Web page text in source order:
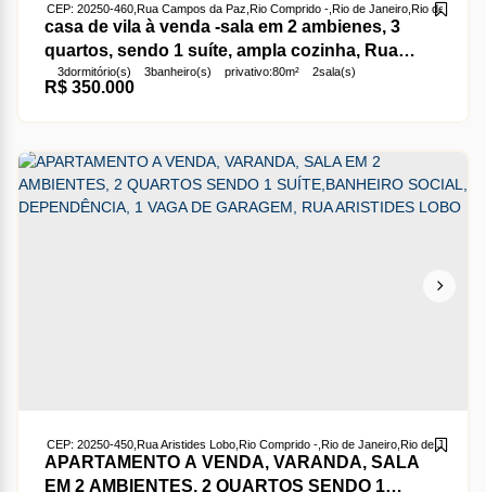
casa de vila à venda -sala em 2 ambienes, 3
quartos, sendo 1 suíte, ampla cozinha, Rua
Campos da Paz, Rio Comprido.
R$350.000
CEP: 20250-460, Rua Campos da Paz Rio Comprido , Rio de Janeiro, Rio de Janeiro
3dormitório(s) 3banheiro(s) privativo:80m² 2sala(s)
1suíte(s) total:
APARTAMENTO A VENDA, VARANDA, SALA
EM 2 AMBIENTES, 2 QUARTOS SENDO 1
CEP: 20250-450, Rua Aristides Lobo, Rio Comprido , Rio de Janeiro, Rio de Janeiro